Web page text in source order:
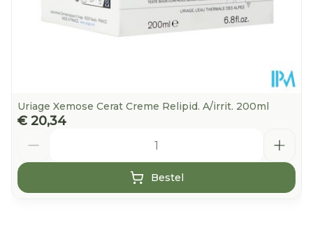
Uriage Xemose Cerat Creme Relipid. A/irrit. 200ml
€ 20,34
Bestel